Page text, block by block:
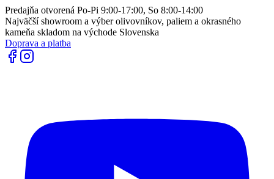
Predajňa otvorená Po-Pi 9:00-17:00, So 8:00-14:00
Najväčší showroom a výber olivovníkov, paliem a okrasného
kameňa skladom na východe Slovenska
Doprava a platba